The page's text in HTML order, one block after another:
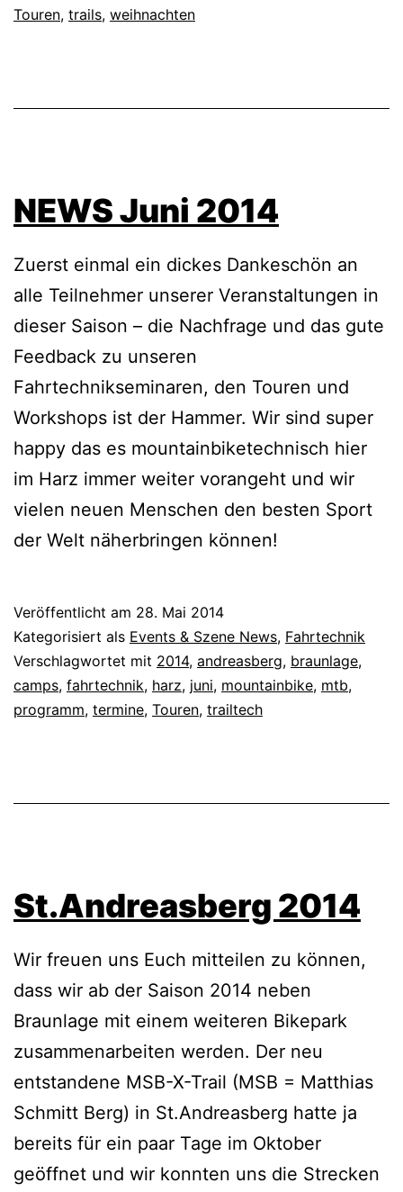
Touren, trails, weihnachten
NEWS Juni 2014
Zuerst einmal ein dickes Dankeschön an
alle Teilnehmer unserer Veranstaltungen in
dieser Saison – die Nachfrage und das gute
Feedback zu unseren
Fahrtechnikseminaren, den Touren und
Workshops ist der Hammer. Wir sind super
happy das es mountainbiketechnisch hier
im Harz immer weiter vorangeht und wir
vielen neuen Menschen den besten Sport
der Welt näherbringen können!
Veröffentlicht am 28. Mai 2014
Kategorisiert als Events & Szene News, Fahrtechnik
Verschlagwortet mit 2014, andreasberg, braunlage,
camps, fahrtechnik, harz, juni, mountainbike, mtb,
programm, termine, Touren, trailtech
St.Andreasberg 2014
Wir freuen uns Euch mitteilen zu können,
dass wir ab der Saison 2014 neben
Braunlage mit einem weiteren Bikepark
zusammenarbeiten werden. Der neu
entstandene MSB-X-Trail (MSB = Matthias
Schmitt Berg) in St.Andreasberg hatte ja
bereits für ein paar Tage im Oktober
geöffnet und wir konnten uns die Strecken